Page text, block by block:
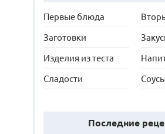
Первые блюда
Заготовки
Изделия из теста
Сладости
Последние